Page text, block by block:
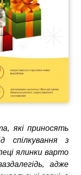
які приносять
спілкування з
ялинки варто
адже